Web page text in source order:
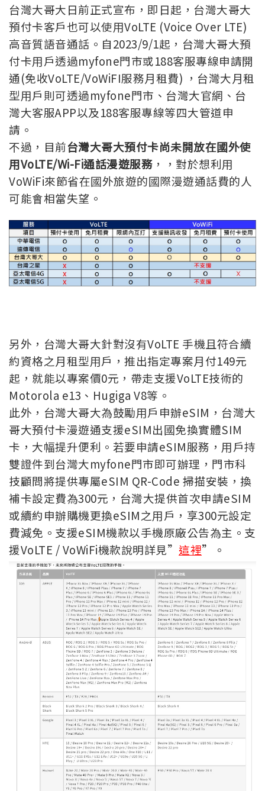
台灣大哥大日前正式宣布，即日起，台灣大哥大
預付卡客戶也可以使用VoLTE (Voice Over LTE)
高音質語音通話。自2023/9/1起，台灣大哥大預
付卡用戶透過myfone門市或188客服專線申請開
通(免收VoLTE/VoWiFI服務月租費) ，台灣大月租
型用戶則可透過myfone門市、台灣大官網、台
灣大客服APP以及188客服專線等四大管道申
請。
不過，目前台灣大哥大預付卡尚未開放在國外使
用VoLTE/Wi-Fi通話漫遊服務 ，，對於想利用
VoWiFi來節省在國外旅遊的國際漫遊通話費的人
可能會相當失望。
另外，台灣大哥大針對沒有VoLTE 手機且符合續
約資格之月租型用戶，推出指定專案月付149元
起，就能以專案價0元，帶走支援VoLTE技術的
Motorola e13、Hugiga V8等。
此外，台灣大哥大為鼓勵用戶申辦eSIM，台灣大
哥大預付卡漫遊通支援eSIM出國免換實體SIM
卡，大幅提升便利。若要申請eSIM服務，用戶持
雙證件到台灣大myfone門市即可辦理，門市科
技顧問將提供專屬eSIM QR-Code 掃描安裝，換
補卡設定費為300元，台灣大提供首次申請eSIM
或續約申辦購機更換eSIM之用戶，享300元設定
費減免。支援eSIM機款以手機原廠公告為主。支
援VoLTE / VoWiFi機款說明詳見” 這裡”。